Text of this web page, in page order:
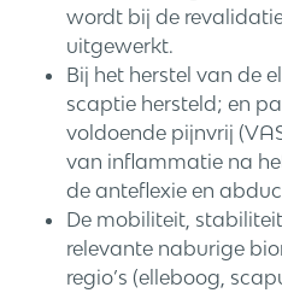
wordt bij de
uitgewerkt.
Bij het herstel van de
scaptie hersteld; en
voldoende pijnvrij
van inflammatie na
de anteflexie en
De mobiliteit,
relevante naburige
regio’s (elleboog,